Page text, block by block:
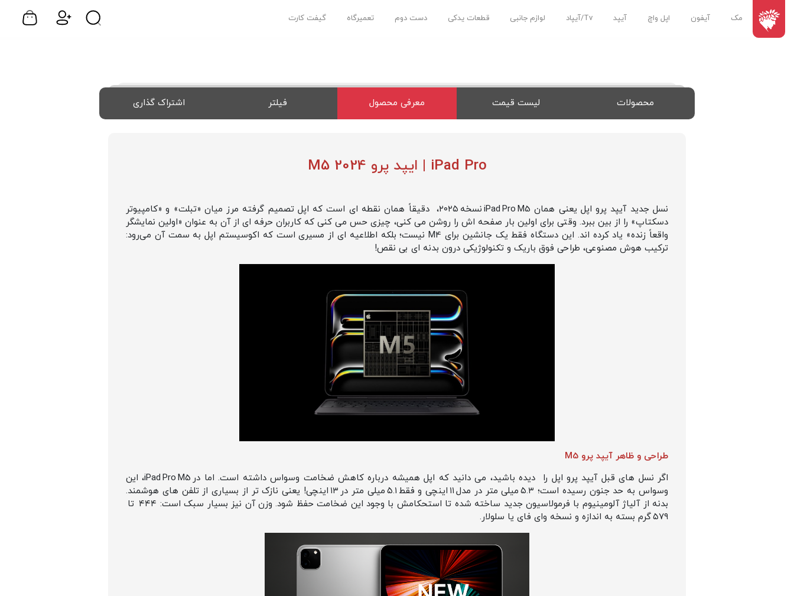
مک آیفون اپل واچ آیپد Tv/آیپاد لوازم جانبی قطعات یدکی دست دوم تعمیرگاه گیفت کارت
محصولات لیست قیمت معرفی محصول فیلتر اشتراک گذاری
iPad Pro | ایپد پرو M5 2024
نسل جدید آیپد پرو اپل یعنی همان iPad Pro M5 نسخه ۲۰۲۵، دقیقاً همان نقطه‌ ای است که اپل تصمیم گرفته مرز میان «تبلت» و «کامپیوتر
دسکتاپ» را از بین ببرد. وقتی برای اولین بار صفحه‌ اش را روشن می‌ کنی، چیزی حس می‌ کنی که کاربران حرفه‌ ای از آن به عنوان «اولین نمایشگر
واقعاً زنده» یاد کرده‌ اند. این دستگاه فقط یک جانشین برای M4 نیست؛ بلکه اطلاعیه ای از مسیری است که اکوسیستم اپل به سمت آن می‌رود:
ترکیب هوش مصنوعی، طراحی فوق‌ باریک و تکنولوژیکی درون بدنه‌ ای بی‌ نقص!
طراحی و ظاهر آیپد پرو M5
اگر نسل‌ های قبل آیپد پرو اپل را دیده باشید، می‌ دانید که اپل همیشه درباره‌ کاهش ضخامت وسواس داشته است. اما در iPad Pro M5، این
وسواس به حد جنون رسیده است؛ ۵.۳ میلی‌ متر در مدل ۱۱ اینچی و فقط ۵.۱ میلی‌ متر در ۱۳ اینچی! یعنی نازک‌ تر از بسیاری از تلفن‌ های هوشمند.
بدنه از آلیاژ آلومینیوم با فرمولاسیون جدید ساخته شده تا استحکامش با وجود این ضخامت حفظ شود. وزن آن نیز بسیار سبک است: ۴۴۴ تا
۵۷۹ گرم بسته به اندازه و نسخه‌ وای‌ فای یا سلولار.